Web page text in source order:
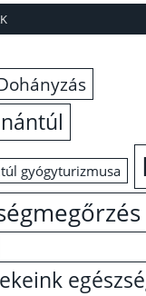
gyógyturizmusa